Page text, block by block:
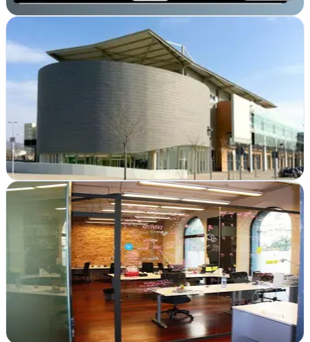
Ver fichacompleta
Igrafiq
Vilanova i la Geltrú, Barcelona
Igrafiq crea webs atractivas en Vilanova i la Geltrú y posiciona tu
negocio online con estrategia integral de marketing y hosting
confiable
Ver fichacompleta
Agencia SEO Adrenalina
Barcelona
Posiciona tu web en Barcelona con SEO potente, diseño atractivo y
estrategias digitales que generan resultados reales desde el primer
Ver ficha completa